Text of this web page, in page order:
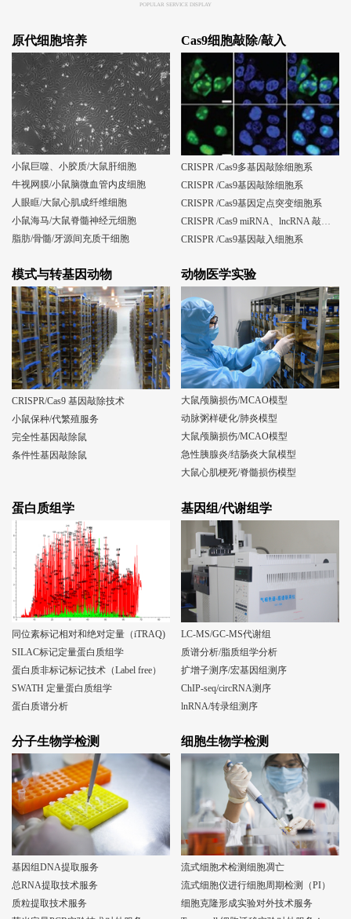
POPULAR SERVICE DISPLAY
原代细胞培养
小鼠巨噬、小胶质/大鼠肝细胞
牛视网膜/小鼠脑微血管内皮细胞
人眼眶/大鼠心肌成纤维细胞
小鼠海马/大鼠脊髓神经元细胞
脂肪/骨髓/牙源间充质干细胞
Cas9细胞敲除/敲入
CRISPR /Cas9多基因敲除细胞系
CRISPR /Cas9基因敲除细胞系
CRISPR /Cas9基因定点突变细胞系
CRISPR /Cas9基因敲入细胞系
模式与转基因动物
CRISPR/Cas9 基因敲除技术
小鼠保种/代繁殖服务
完全性基因敲除鼠
条件性基因敲除鼠
动物医学实验
大鼠颅脑损伤/MCAO模型
动脉粥样硬化/肺炎模型
大鼠颅脑损伤/MCAO模型
急性胰腺炎/结肠炎大鼠模型
大鼠心肌梗死/脊髓损伤模型
蛋白质组学
同位素标记相对和绝对定量（iTRAQ)
SILAC标记定量蛋白质组学
蛋白质非标记标记技术（Label free）
SWATH 定量蛋白质组学
蛋白质谱分析
基因组/代谢组学
LC-MS/GC-MS代谢组
质谱分析/脂质组学分析
扩增子测序/宏基因组测序
ChIP-seq/circRNA测序
lnRNA/转录组测序
分子生物学检测
基因组DNA提取服务
总RNA提取技术服务
质粒提取技术服务
细胞生物学检测
流式细胞术检测细胞凋亡
流式细胞仪进行细胞周期检测（PI）
细胞克隆形成实验对外技术服务